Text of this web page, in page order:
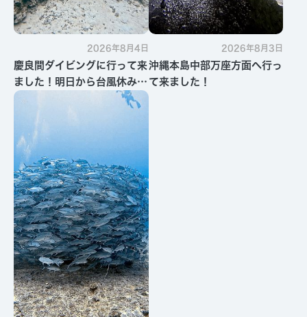
2026年8月4日
慶良間ダイビングに行って来
ました！明日から台風休みで
す・・・
2026年8月3日
沖縄本島中部万座方面へ行っ
て来ました！